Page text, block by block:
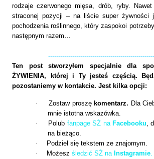
rodzaje czerwonego mięsa, drób, ryby.
straconej pozycji – na liście super żywności
pochodzenia roślinnego, który zaspokoi
następnym razem…
Ten post stworzyłem specjalnie dla
ŻYWIENIA, której i Ty jesteś częścią.
pozostaniemy w kontakcie. Jest kilka opcji:
· Zostaw proszę komentarz. Dla
mnie istotna wskazówka.
·
Polub fanpage SŻ na Facebooku,
na bieżąco.
·
Podziel się tekstem ze znajomym.
·
Możeszśledzić SŻ na Instagramie.